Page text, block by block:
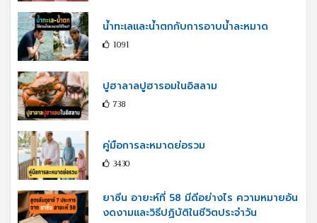
น้ำทะเลและน้ำตกกับการอาบน้ำละหมาด
1091
ปูฮาลาลปูฮารอมในอิสลาม
738
คู่มือการละหมาดย่อรวม
3430
ยาซีน อายะห์ที่ 58 มีดีอย่างไร ความหมายอัน
งดงามและวิธีปฏิบัติในชีวิตประจำวัน